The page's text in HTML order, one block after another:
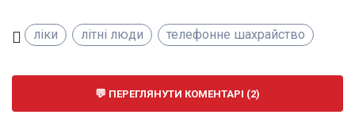
ліки літні люди телефонне шахрайство
ПЕРЕГЛЯНУТИ КОМЕНТАРІ (2)